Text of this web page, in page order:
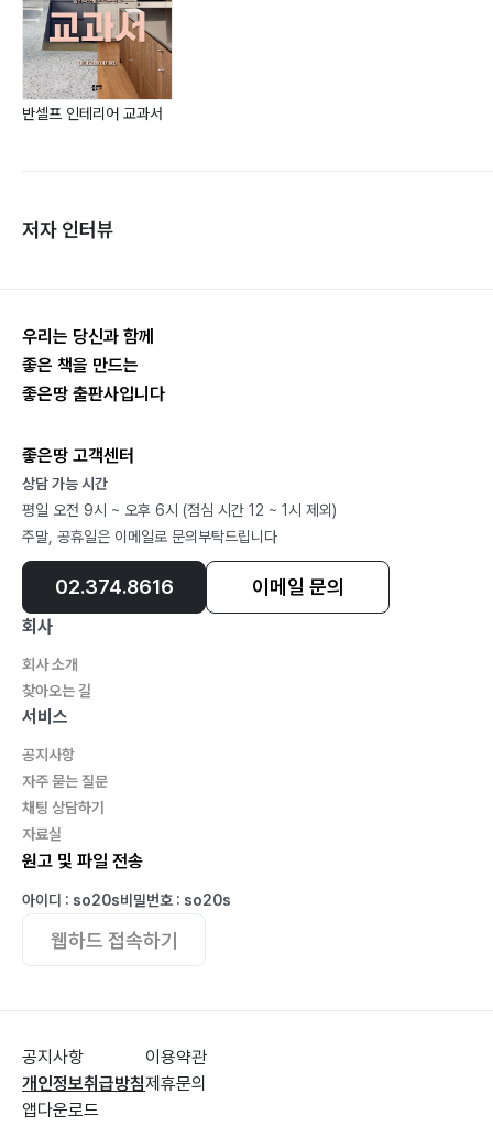
반셀프 인테리어 교과서
저자 인터뷰
우리는 당신과 함께
좋은 책을 만드는
좋은땅 출판사입니다
좋은땅 고객센터
상담 가능 시간
평일 오전 9시 ~ 오후 6시 (점심 시간 12 ~ 1시 제외)
주말, 공휴일은 이메일로 문의부탁드립니다
02.374.8616 이메일 문의
회사
회사 소개
찾아오는 길
서비스
공지사항
자주 묻는 질문
채팅 상담하기
자료실
원고 및 파일 전송
아이디 : so20s비밀번호 : so20s
웹하드 접속하기
공지사항
개인정보취급방침
앱다운로드
이용약관
제휴문의